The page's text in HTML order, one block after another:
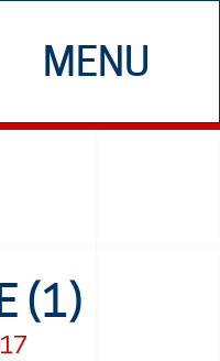
MENU
CHI SIAMO
(1)